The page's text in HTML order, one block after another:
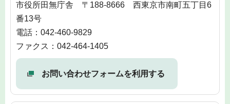
市役所田無庁舎 〒188-8666 西東京市南町五丁目6
番13号
電話：042-460-9829
ファクス：042-464-1405
お問い合わせフォームを利用する